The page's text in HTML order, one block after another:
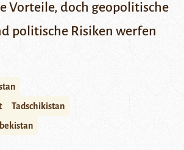
Vorteile, doch geopolitische
politische Risiken werfen
Tadschikistan